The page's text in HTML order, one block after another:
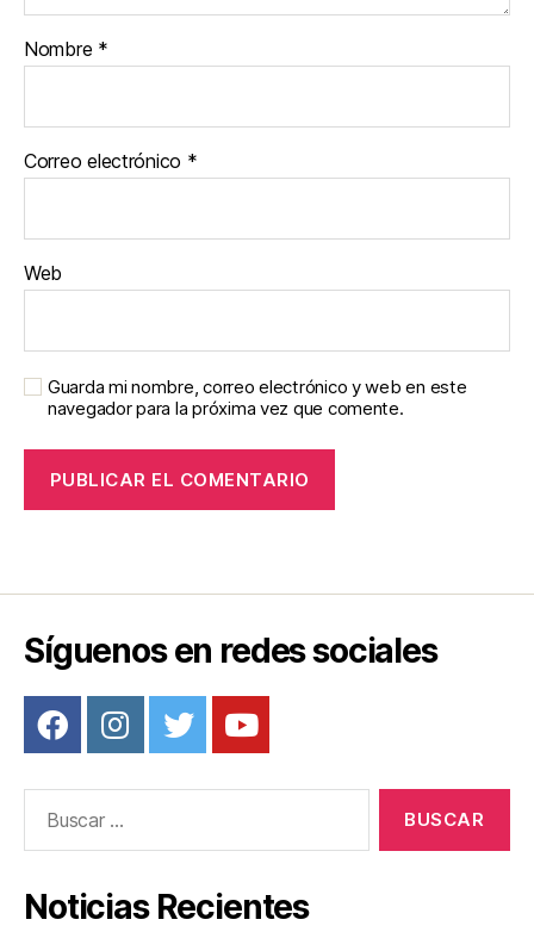
Nombre *
Correo electrónico *
Web
Guarda mi nombre, correo electrónico y web en este
navegador para la próxima vez que comente.
Síguenos en redes sociales
Noticias Recientes